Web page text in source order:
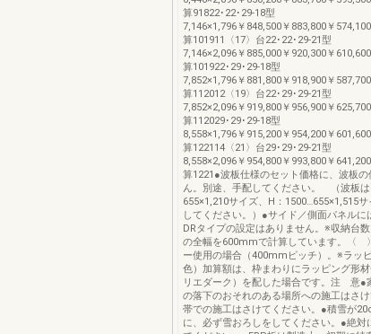
算91822･22･29-18型
7,146×1,796￥848,500￥883,800￥
算101911〈17〉台22･22･29-21型
7,146×2,096￥885,000￥920,300￥
算101922･29･29-18型
7,852×1,796￥881,800￥918,900￥
算112012〈19〉台22･29･29-21型
7,852×2,096￥919,800￥956,900￥
算112029･29･29-18型
8,558×1,796￥915,200￥954,200￥
算122114〈21〉台29･29･29-21型
8,558×2,096￥954,800￥993,800￥
算1221●波板仕様のセット価格に、波板
ん。別途、手配してください。 （波板
655×1,210サイズ、H：1500…655×1,515
してください。）●サイド／側面パネルに
DRタイプの設定はありません。※収納台
の全幅を600mmで計算しています。〈
ー使用の場合（400mmピッチ）。※ラッ
色）加算額は、枠まわりにラッピング形
リエダーク）を配した場合です。注 意●
の落下のおそれのある場所への施工はさ
帯での施工はさけてください。●積雪が
に、必ず雪おろしをしてください。●絶対